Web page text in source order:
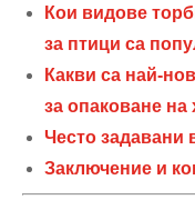
Кои видове
за птици са
Какви са най-
за опаковане на
Често задавани
Заключение и